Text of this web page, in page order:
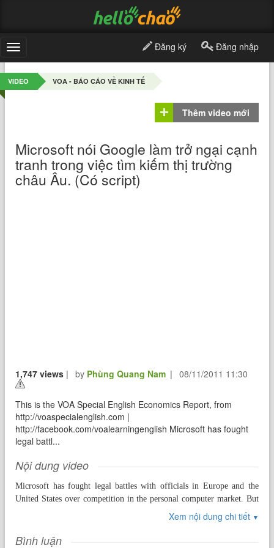
Toggle
navigation
Đăng ký Đăng nhập
VIDEO VOA - BÁO CÁO VỀ KINH TẾ
Thêm video mới
Microsoft nói Google làm trở ngại cạnh
tranh trong việc tìm kiếm thị trường
châu Âu. (Có script)
1,747 views | by Phùng Quang Nam | 08/11/2011 11:30
This is the VOA Special English Economics Report, from
http://voaspecialenglish.com |
http://facebook.com/voalearningenglish Microsoft has fought
legal battl...
Nội dung video
Microsoft has fought legal battles with officials in Europe and the
United States over competition in the personal computer market. But
at the end of March, Microsoft accused Google of being anti-
competitive. A complaint to the European Commission accused
Google of unfairly controlling the Internet search market in Europe.
Xem nội dung chi tiết ▼
Bình luận